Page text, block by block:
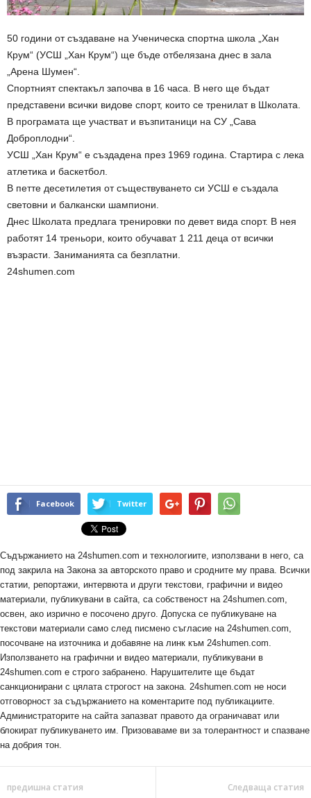
50 години от създаване на Ученическа спортна школа „Хан
Крум“ (УСШ „Хан Крум“) ще бъде отбелязана днес в зала
„Арена Шумен“.
Спортният спектакъл започва в 16 часа. В него ще бъдат
представени всички видове спорт, които се тренилат в Школата.
В програмата ще участват и възпитаници на СУ „Сава
Доброплодни“.
УСШ „Хан Крум“ е създадена през 1969 година. Стартира с лека
атлетика и баскетбол.
В петте десетилетия от съществуването си УСШ е създала
световни и балкански шампиони.
Днес Школата предлага тренировки по девет вида спорт. В нея
работят 14 треньори, които обучават 1 211 деца от всички
възрасти. Заниманията са безплатни.
24shumen.com
Facebook Twitter
Съдържанието на 24shumen.com и технологиите, използвани в него, са
под закрила на Закона за авторското право и сродните му права. Всички
статии, репортажи, интервюта и други текстови, графични и видео
материали, публикувани в сайта, са собственост на 24shumen.com,
освен, ако изрично е посочено друго. Допуска се публикуване на
текстови материали само след писмено съгласие на 24shumen.com,
посочване на източника и добавяне на линк към 24shumen.com.
Използването на графични и видео материали, публикувани в
24shumen.com е строго забранено. Нарушителите ще бъдат
санкционирани с цялата строгост на закона. 24shumen.com не носи
отговорност за съдържанието на коментарите под публикациите.
Администраторите на сайта запазват правото да ограничават или
блокират публикуването им. Призоваваме ви за толерантност и спазване
на добрия тон.
предишна статия Следваща статия